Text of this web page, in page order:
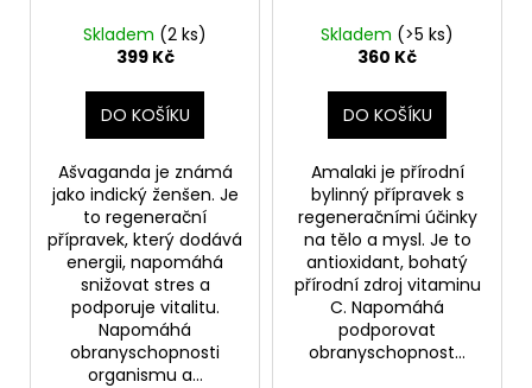
Skladem (2 ks)
399 Kč
DO KOŠÍKU
Ašvaganda je známá
jako indický ženšen. Je
to regenerační
přípravek, který dodává
energii, napomáhá
snižovat stres a
podporuje vitalitu.
Napomáhá
obranyschopnosti
organismu a...
Skladem (>5 ks)
360 Kč
DO KOŠÍKU
Amalaki je přírodní
bylinný přípravek s
regeneračními účinky
na tělo a mysl. Je to
antioxidant, bohatý
přírodní zdroj vitaminu
C. Napomáhá
podporovat
obranyschopnost...